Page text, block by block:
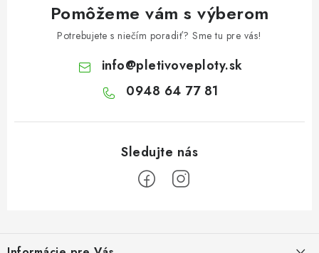
Pomôžeme vám s výberom
Potrebujete s niečím poradiť? Sme tu pre vás!
info@pletivoveploty.sk
0948 64 77 81